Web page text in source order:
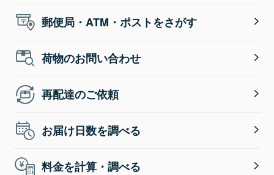
郵便局・ATM・ポストをさがす
荷物のお問い合わせ
再配達のご依頼
お届け日数を調べる
料金を計算・調べる